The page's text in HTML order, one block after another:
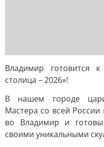
Владимир готовится
столица – 2026»!
В нашем городе
Мастера со всей
во Владимир и
своими уникальными